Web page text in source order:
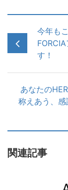
今年も
す！
あなたの
称えあう、
関連記事